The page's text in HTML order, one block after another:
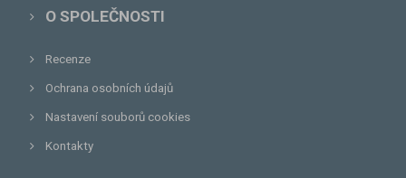
O SPOLEČNOSTI
Recenze
Ochrana osobních údajů
Nastavení souborů cookies
Kontakty